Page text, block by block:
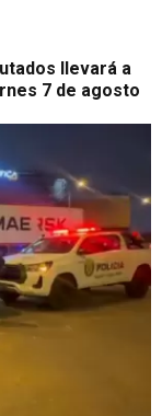
llevará a
7 de agosto